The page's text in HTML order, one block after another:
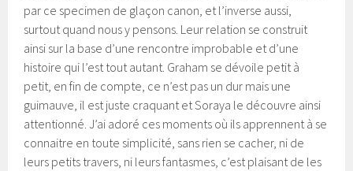
par ce specimen de glaçon canon, et l’inverse aussi,
surtout quand nous y pensons. Leur relation se construit
ainsi sur la base d’une rencontre improbable et d’une
histoire qui l’est tout autant. Graham se dévoile petit à
petit, en fin de compte, ce n’est pas un dur mais une
guimauve, il est juste craquant et Soraya le découvre ainsi
attentionné. J’ai adoré ces moments où ils apprennent à se
connaitre en toute simplicité, sans rien se cacher, ni de
leurs petits travers, ni leurs fantasmes, c’est plaisant de les